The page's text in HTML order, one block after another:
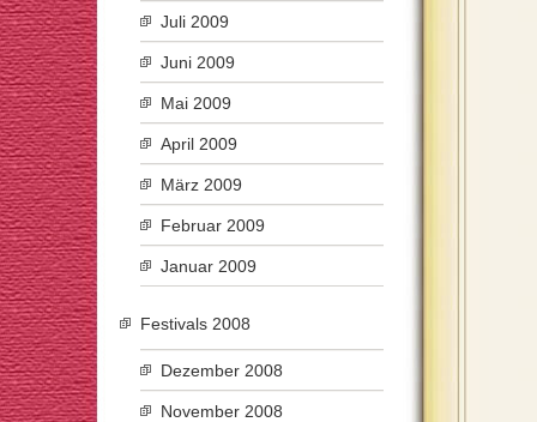
Juli 2009
Juni 2009
Mai 2009
April 2009
März 2009
Februar 2009
Januar 2009
Festivals 2008
Dezember 2008
November 2008